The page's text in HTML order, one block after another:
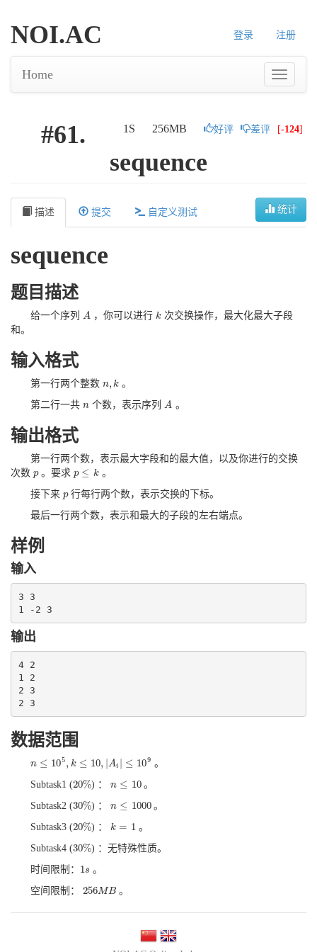
登录 注册
NOI.AC
Home
1S 256MB 好评 差评 [-124]
#61.
sequence
统计
描述 提交 自定义测试
sequence
题目描述
给一个序列 A
A ，你可以进行k
k 次交换操作，最大化最大子段
和。
输入格式
第一行两个整数 n, k
n,k 。
第二行一共 n
n 个数，表示序列A
A 。
输出格式
第一行两个数，表示最大字段和的最大值，以及你进行的交换
次数 p
p。要求p ≤ k
p≤k
。
接下来 p
p行每行两个数，表示交换的下标。
最后一行两个数，表示和最大的子段的左右端点。
样例
输入
3 3
输出
4 2
1 2
2 3
数据范围
n ≤ 105, k ≤ 10, Ai ≤ 109
n≤10 5,k≤ 10 ,|A i|≤109
。
Subtask1 (20%
20%) ：n ≤ 10
n≤10
。
Subtask2 (30%
30%) ：n ≤ 1000
n≤1000
。
Subtask3 (20%
20%) ：k = 1
k=1
。
Subtask4 (30%
30%) ：无特殊性质。
时间限制： 1s
1s 。
空间限制： 256MB
256MB 。